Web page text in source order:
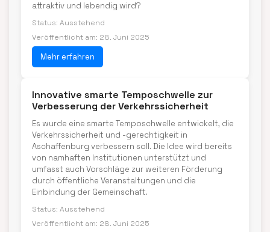
attraktiv und lebendig wird?
Status: Ausstehend
Veröffentlicht am: 28. Juni 2025
Mehr erfahren
Innovative smarte Temposchwelle zur
Verbesserung der Verkehrssicherheit
Es wurde eine smarte Temposchwelle entwickelt, die
Verkehrssicherheit und -gerechtigkeit in
Aschaffenburg verbessern soll. Die Idee wird bereits
von namhaften Institutionen unterstützt und
umfasst auch Vorschläge zur weiteren Förderung
durch öffentliche Veranstaltungen und die
Einbindung der Gemeinschaft.
Status: Ausstehend
Veröffentlicht am: 28. Juni 2025